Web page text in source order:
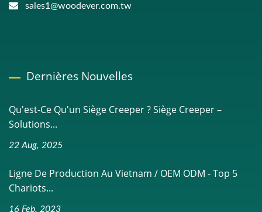
sales1@woodever.com.tw
Dernières Nouvelles
Qu'est-Ce Qu'un Siège Creeper ? Siège Creeper –
Solutions...
22 Aug, 2025
Ligne De Production Au Vietnam / OEM ODM - Top 5
Chariots...
16 Feb, 2023